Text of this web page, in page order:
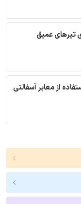
تیرهای عمیق
از معابر آسفالتی